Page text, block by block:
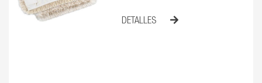
DETALLES